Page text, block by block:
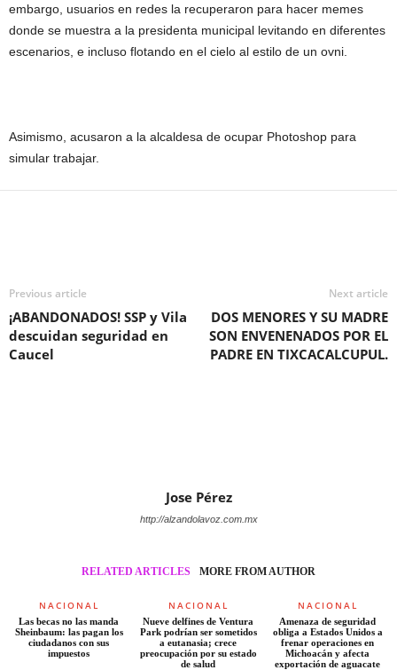
embargo, usuarios en redes la recuperaron para hacer memes
donde se muestra a la presidenta municipal levitando en diferentes
escenarios, e incluso flotando en el cielo al estilo de un ovni.
Asimismo, acusaron a la alcaldesa de ocupar Photoshop para
simular trabajar.
Previous article
¡ABANDONADOS! SSP y Vila
descuidan seguridad en
Caucel
Next article
DOS MENORES Y SU MADRE
SON ENVENENADOS POR EL
PADRE EN TIXCACALCUPUL.
Jose Pérez
http://alzandolavoz.com.mx
RELATED ARTICLES MORE FROM AUTHOR
NACIONAL
Las becas no las manda
Sheinbaum: las pagan los
ciudadanos con sus
impuestos
NACIONAL
Nueve delfines de Ventura
Park podrían ser sometidos
a eutanasia; crece
preocupación por su estado
de salud
NACIONAL
Amenaza de seguridad
obliga a Estados Unidos a
frenar operaciones en
Michoacán y afecta
exportación de aguacate